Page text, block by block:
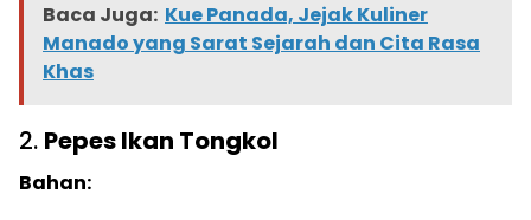
Baca Juga: Kue Panada, Jejak Kuliner
Manado yang Sarat Sejarah dan Cita Rasa
Khas
2. Pepes Ikan Tongkol
Bahan: